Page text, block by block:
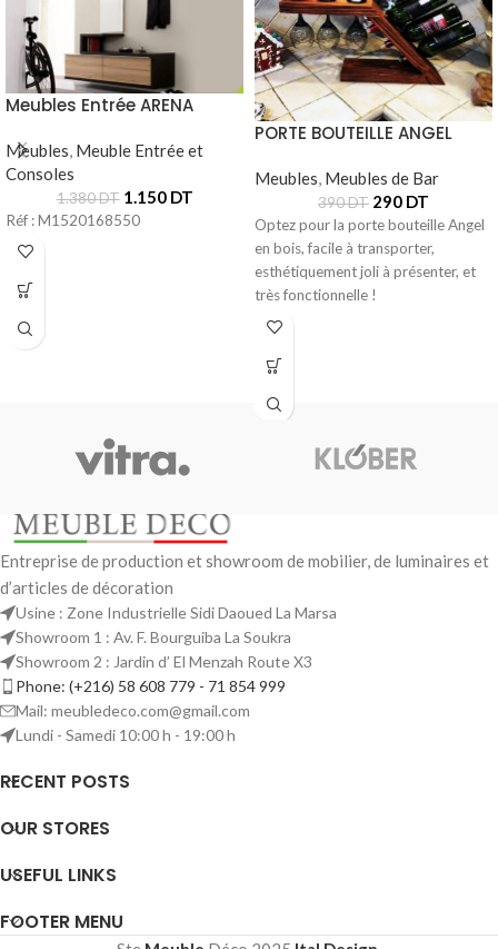
Meubles Entrée ARENA
Meubles Meuble Entrée et
Consoles
1.380DT 1.150 DT
Réf : M1520168550
PORTE BOUTEILLE ANGEL
Meubles, Meubles de Bar
390DT 290 DT
Optez pour la porte bouteille Angel
en bois, facile à transporter,
esthétiquement joli à présenter, et
très fonctionnelle !
Entreprise de production et showroom de mobilier, de luminaires et
d’articles de décoration
Usine : Zone Industrielle Sidi Daoued La Marsa
Showroom 1 : Av. F. Bourguiba La Soukra
Showroom 2 : Jardin d’ El Menzah Route X3
Phone: (+216) 58 608 779 - 71 854 999
Mail: meubledeco.com@gmail.com
Lundi - Samedi 10:00 h - 19:00 h
RECENT POSTS
OUR STORES
USEFUL LINKS
FOOTER MENU